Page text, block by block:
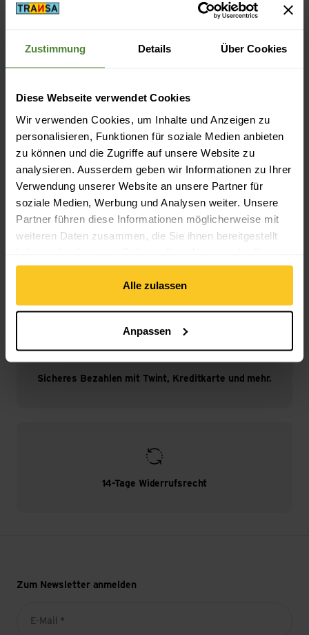
Zustimmung Details Über Cookies
Diese Webseite verwendet Cookies
Wir verwenden Cookies, um Inhalte und Anzeigen zu
personalisieren, Funktionen für soziale Medien anbieten
zu können und die Zugriffe auf unsere Website zu
analysieren. Ausserdem geben wir Informationen zu Ihrer
Verwendung unserer Website an unsere Partner für
soziale Medien, Werbung und Analysen weiter. Unsere
Partner führen diese Informationen möglicherweise mit
weiteren Daten zusammen, die Sie ihnen bereitgestellt
gesammelt haben.
Alle zulassen
Anpassen
Spezifikation
Kostenloser Versand ab CHF 99
TransaCard
Sicheres Bezahlen mit Twint, Kreditkarte und mehr.
14-Tage Widerrufsrecht
Zum Newsletter anmelden
E-Mail *